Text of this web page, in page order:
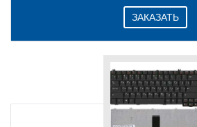
ЗАКАЗАТЬ